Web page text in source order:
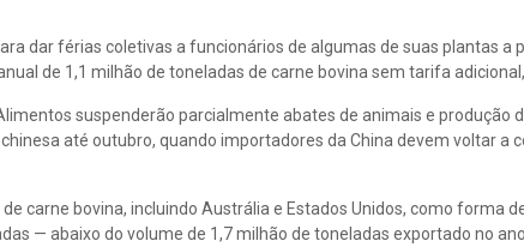
dar férias coletivas a funcionários de algumas de suas plantas a
de 1,1 milhão de toneladas de carne bovina sem tarifa adicional,
suspenderão parcialmente abates de animais e produção
até outubro, quando importadores da China devem voltar a
carne bovina, incluindo Austrália e Estados Unidos, como forma
— abaixo do volume de 1,7 milhão de toneladas exportado no